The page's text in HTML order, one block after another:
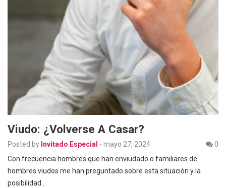
Viudo: ¿Volverse A Casar?
Posted by Invitado Especial - mayo 27, 2024
0
Con frecuencia hombres que han enviudado o familiares de
hombres viudos me han preguntado sobre esta situación y la
posibilidad…